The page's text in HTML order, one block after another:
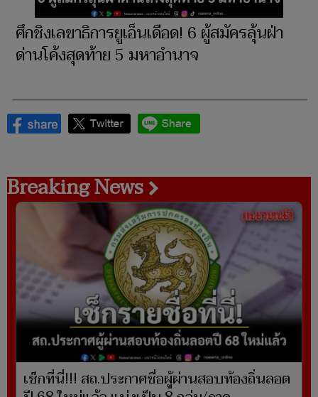
ศึกชิงเลขาธิการยูเอ็นเดือด! 6 ผู้สมัครลุ้นฝ่า
ด่านโค้งสุดท้าย 5 มหาอำนาจ
Breaking News
เช็กที่นี่!!! สถ.ประกาศชื่อผู้ผ่านสอบท้องถิ่นลอต